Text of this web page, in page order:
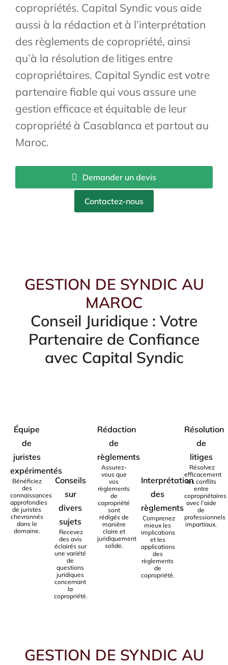
copropriétés. Capital Syndic vous aide
aussi à la rédaction et à l’interprétation
des règlements de copropriété, ainsi
qu’à la résolution de litiges entre
copropriétaires. Capital Syndic est votre
partenaire fiable qui vous assure une
gestion efficace et équitable de leur
copropriété à Casablanca et partout au
Maroc.
Demander un devis
Contactez-nous
GESTION DE SYNDIC AU
MAROC
Conseil Juridique : Votre
Partenaire de Confiance
avec Capital Syndic
Équipe
de
juristes
expérimentés
Bénéficiez
des
connaissances
approfondies
de juristes
chevronnés
dans le
domaine.
Conseils
sur
divers
sujets
Recevez
des avis
éclairés sur
une variété
de
questions
juridiques
concernant
la
copropriété.
Rédaction
de
règlements
Assurez-
vous que
vos
règlements
de
copropriété
sont
rédigés de
manière
claire et
juridiquement
solide.
Interprétation
des
règlements
Comprenez
mieux les
implications
et les
applications
des
règlements
de
copropriété.
Résolution
de
litiges
Résolvez
efficacement
les conflits
entre
copropriétaires
avec l’aide
de
professionnels
impartiaux.
GESTION DE SYNDIC AU